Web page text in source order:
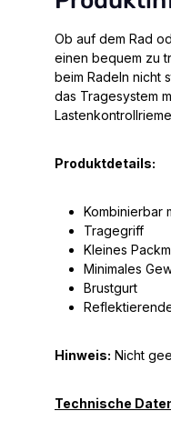
Ob auf dem Rad
einen bequem zu
beim Radeln nicht
das Tragesystem
Produktdetails:
Kombinierbar
Tragegriff
Kleines
Minimales
Brustgurt
Hinweis: Nicht
Technische